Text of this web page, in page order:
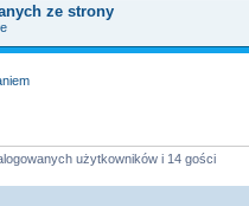
ze strony
użytkowników i 14 gości